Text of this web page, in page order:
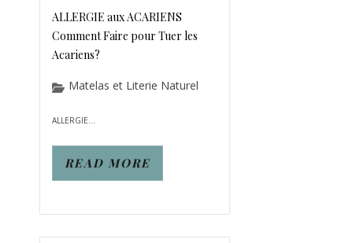
ALLERGIE aux ACARIENS
Comment Faire pour Tuer les
Acariens?
Matelas et Literie Naturel
ALLERGIE...
READ MORE